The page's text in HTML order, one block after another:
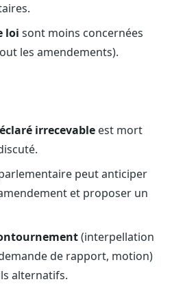
loi sont moins concernées
les amendements).
irrecevable est mort
peut anticiper
et proposer un
(interpellation
de rapport, motion)
alternatifs.